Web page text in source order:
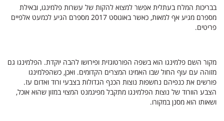
בבריכות המלח בעתלית אפשר למצוא להקות של עשרות פלמינגו, ובאילת
מספרם
מגיע אף למאות, כאשר באוגוסט 2017 מספרם הגיע לכמעט אלפיים
פריטים.
מקור השם פלמינגו הוא בשפה הפורטוגזית ופירושו להבה יוקדת. הפלמינגו גם
מזוהה עם עוף החול שבו האמינו המצרים הקדומים. ואכן, כשהפלמינגו
פורשים את כנפיהם נחשפות נוצות הכנף הגדולות בצבעי ורוד ואדום עז.
הצבע הוורוד של נוצות הפלמינגו מתקבל מפיגמנט המצוי במזון שהוא אוכל,
ושאותו הוא מסנן במקורו.